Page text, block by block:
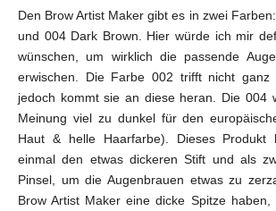
Den Brow Artist Maker gibt es in zwei
und 004 Dark Brown. Hier würde ich mir
wünschen, um wirklich die passende
erwischen. Die Farbe 002 trifft nicht ganz
jedoch kommt sie an diese heran. Die 004
Meinung viel zu dunkel für den
Haut & helle Haarfarbe) . Dieses Produkt
einmal den etwas dickeren Stift und als
Pinsel, um die Augenbrauen etwas zu
Brow Artist Maker eine dicke Spitze